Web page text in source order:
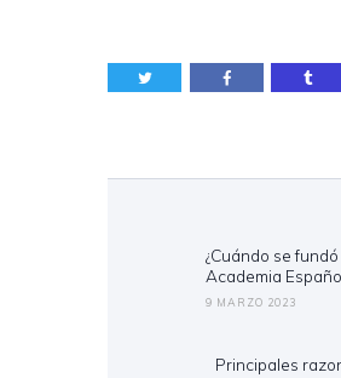
entradasPrevious
post:
¿Cuándo se
Academia
9 MARZO 2023
Next
Principales